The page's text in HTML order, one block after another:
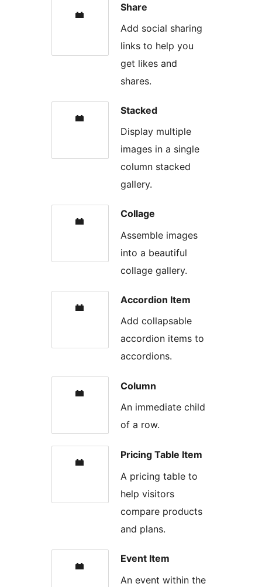
Share
Add social sharing
links to help you
get likes and
shares.
Stacked
Display multiple
images in a single
column stacked
gallery.
Collage
Assemble images
into a beautiful
collage gallery.
Accordion Item
Add collapsable
accordion items to
accordions.
Column
An immediate child
of a row.
Pricing Table Item
A pricing table to
help visitors
compare products
and plans.
Event Item
An event within the